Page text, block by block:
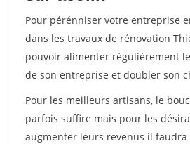
Pour pérénniser votre entreprise
dans les travaux de rénovation
pouvoir alimenter régulièrement
de son entreprise et doubler son
Pour les meilleurs artisans, le
parfois suffire mais pour les
augmenter leurs revenus il